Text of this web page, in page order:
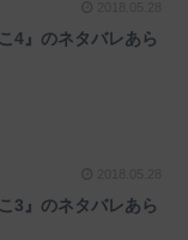
4』のネタバレあら
3』のネタバレあら